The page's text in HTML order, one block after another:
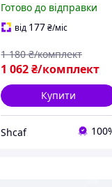
меблеві ручки, Шаблон
для установки ручок
Готово до відправки
від 177₴/міс
1 062₴/комплект
1 180 ₴/комплект
Купити
Shcaf